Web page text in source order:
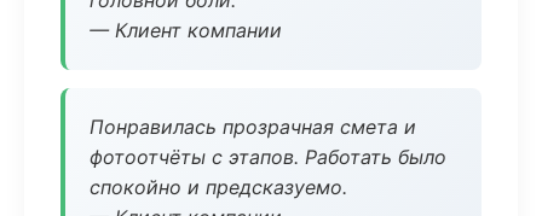
— Клиент компании
Понравилась прозрачная смета и
фотоотчёты с этапов. Работать было
спокойно и предсказуемо.